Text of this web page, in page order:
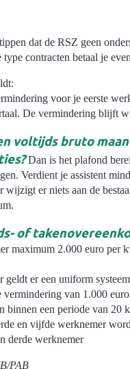
dat de RSZ geen
contracten betaal je
voor je eerste
De vermindering blijft
voltijds bruto
Dan is het plafond
Verdient je assistent
wijzigt er niets aan de
of
maximum 2.000 euro per
geldt er een uniform
vermindering van 1.000
binnen een periode van 20
en vijfde werknemer
derde werknemer
PAB